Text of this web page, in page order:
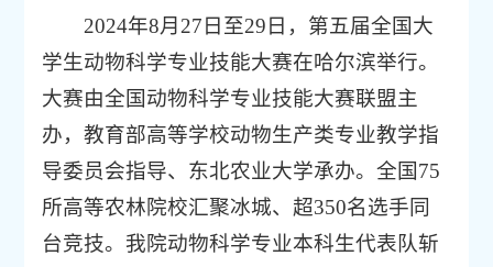
2024年8月27日至29日，第五届全国大
学生动物科学专业技能大赛在哈尔滨举行。
大赛由全国动物科学专业技能大赛联盟主
办，教育部高等学校动物生产类专业教学指
导委员会指导、东北农业大学承办。全国75
所高等农林院校汇聚冰城、超350名选手同
台竞技。我院动物科学专业本科生代表队斩